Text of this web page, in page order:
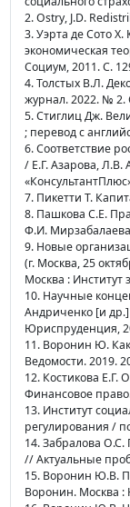
2. Ostry, J.D.
3. Уэрта де Сото
экономическая
Социум, 2011. С.
4. Толстых В.Л.
журнал. 2022. № 2.
5. Стиглиц Дж.
; перевод с
6. Соответствие
/ Е.Г. Азарова,
7. Пикетти Т.
8. Пашкова С.Е.
Ф.И.
9. Новые
(г. Москва, 25
Москва : Институт
10. Научные
Андриченко [и
Юриспруденция,
11. Воронин Ю.
Ведомости. 2019.
12. Костикова Е.Г.
Финансовое
13. Институт
регулирования /
14. Забралова
// Актуальные
15. Воронин Ю.В.
Воронин. Москва :